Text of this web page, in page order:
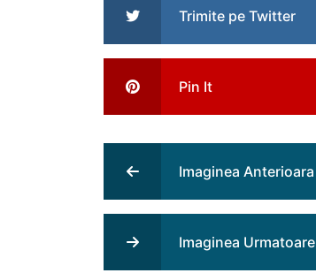
Trimite pe Twitter
Pin It
Imaginea Anterioara
Imaginea Urmatoare